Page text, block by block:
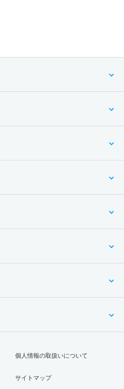
個人情報の取扱いについて
サイトマップ